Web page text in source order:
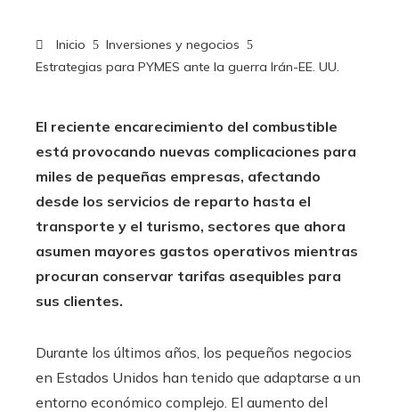
Inicio
Inversiones y negocios
Estrategias para PYMES ante la guerra Irán-EE. UU.
El reciente encarecimiento del combustible
está provocando nuevas complicaciones para
miles de pequeñas empresas, afectando
desde los servicios de reparto hasta el
transporte y el turismo, sectores que ahora
asumen mayores gastos operativos mientras
procuran conservar tarifas asequibles para
sus clientes.
Durante los últimos años, los pequeños negocios
en Estados Unidos han tenido que adaptarse a un
entorno económico complejo. El aumento del